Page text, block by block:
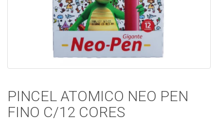
PINCEL ATOMICO NEO PEN
FINO C/12 CORES